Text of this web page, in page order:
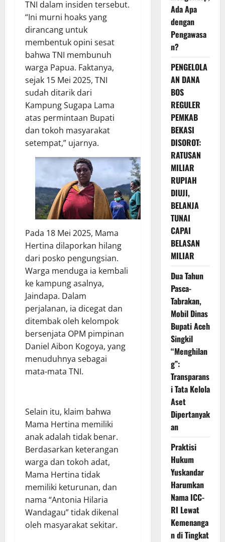
TNI dalam insiden tersebut.
“Ini murni hoaks yang
dirancang untuk
membentuk opini sesat
bahwa TNI membunuh
warga Papua. Faktanya,
sejak 15 Mei 2025, TNI
sudah ditarik dari
Kampung Sugapa Lama
atas permintaan Bupati
dan tokoh masyarakat
setempat,” ujarnya.
Pada 18 Mei 2025, Mama
Hertina dilaporkan hilang
dari posko pengungsian.
Warga menduga ia kembali
ke kampung asalnya,
Jaindapa. Dalam
perjalanan, ia dicegat dan
ditembak oleh kelompok
bersenjata OPM pimpinan
Daniel Aibon Kogoya, yang
menuduhnya sebagai
mata-mata TNI.
Selain itu, klaim bahwa
Mama Hertina memiliki
anak adalah tidak benar.
Berdasarkan keterangan
warga dan tokoh adat,
Mama Hertina tidak
memiliki keturunan, dan
nama “Antonia Hilaria
Wandagau” tidak dikenal
oleh masyarakat sekitar.
Ada Apa
dengan
Pengawasa
n?
PENGELOLA
AN DANA
BOS
REGULER
PEMKAB
BEKASI
DISOROT:
RATUSAN
MILIAR
RUPIAH
DIUJI,
BELANJA
TUNAI
CAPAI
BELASAN
MILIAR
Dua Tahun
Pasca-
Tabrakan,
Mobil Dinas
Bupati Aceh
Singkil
“Menghilan
g”:
Transparans
i Tata Kelola
Aset
Dipertanyak
an
Praktisi
Hukum
Yuskandar
Harumkan
Nama ICC-
RI Lewat
Kemenanga
n di Tingkat